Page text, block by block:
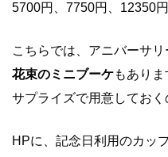
5700円、7750円、12350円
こちらでは、アニバーサリ
花束のミニブーケもありま
サプライズで用意しておく
HPに、記念日利用のカッ